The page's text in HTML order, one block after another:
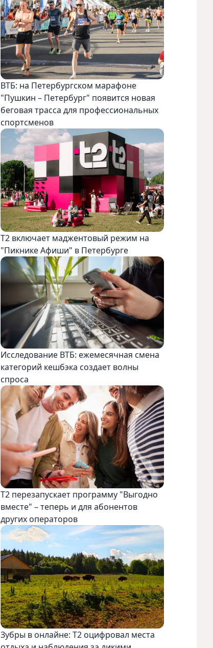
ВТБ: на Петербургском марафоне
"Пушкин – Петербург" появится новая
беговая трасса для профессиональных
спортсменов
Т2 включает маджентовый режим на
"Пикнике Афиши" в Петербурге
Исследование ВТБ: ежемесячная смена
категорий кешбэка создает волны
спроса
Т2 перезапускает программу "Выгодно
вместе" – теперь и для абонентов
других операторов
Зубры в онлайне: Т2 оцифровал места